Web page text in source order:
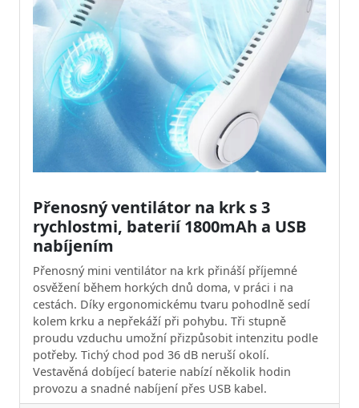
Přenosný ventilátor na krk s 3
rychlostmi, baterií 1800mAh a USB
nabíjením
Přenosný mini ventilátor na krk přináší příjemné
osvěžení během horkých dnů doma, v práci i na
cestách. Díky ergonomickému tvaru pohodlně sedí
kolem krku a nepřekáží při pohybu. Tři stupně
proudu vzduchu umožní přizpůsobit intenzitu podle
potřeby. Tichý chod pod 36 dB neruší okolí.
Vestavěná dobíjecí baterie nabízí několik hodin
provozu a snadné nabíjení přes USB kabel.